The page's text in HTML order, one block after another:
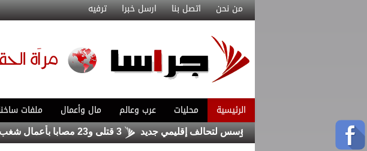
من نحن اتصل بنا ارسل خبرا ترفيه
الرئيسية محليات عرب وعالم مال وأعمال ملفات
وتركيا وباكستان قد يؤسس لتحالف إقليمي جديد 3 قتلى و23 مصابا بأعمال شغب داخل سجنين في سريلانكا